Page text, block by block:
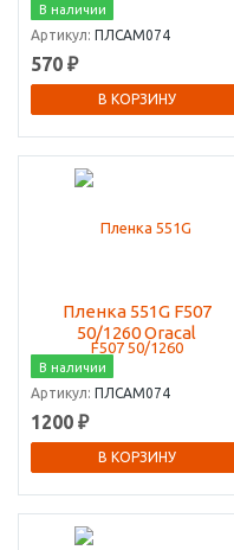
В наличии
Артикул: ПЛСАМ074
570 ₽
В КОРЗИНУ
Пленка 551G F507
50/1260 Oracal
В наличии
Артикул: ПЛСАМ074
1200 ₽
В КОРЗИНУ